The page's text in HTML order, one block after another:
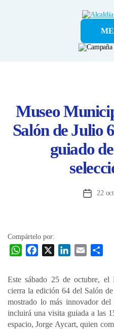
Alcaldía
Guayaquil
Museo
Salón de Julio
guiado
Fecha
22
Compártelo por:
W
s
A
p
b
o
o
e
d
I
i
l
a
r
t
Este sábado 25 de octubre,
cierra la edición 64 del Salón
mostrado lo más innovador del
incluirá una visita guiada a las
espacio, Jorge Aycart, quien